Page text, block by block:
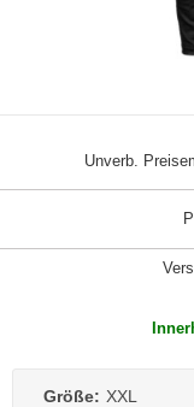
Unverb.
Größe: XXL